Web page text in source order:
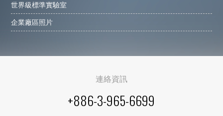
世界級標準實驗室
企業廠區照片
連絡資訊
+886-3-965-6699